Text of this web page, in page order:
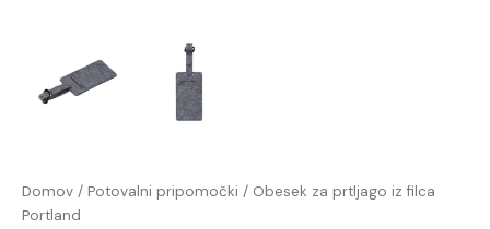
Domov / Potovalni pripomočki / Obesek za prtljago iz filca
Portland